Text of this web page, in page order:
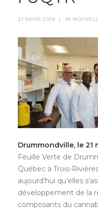
21 MARS 2019 | IN
Drummondville, le 21
Feuille Verte de
Québec à Trois-
aujourd’hui qu’elles
développement de la
composants du